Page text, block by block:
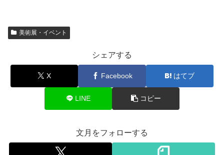
美術展・イベント
シェアする
X Facebook はてブ
LINE コピー
文月をフォローする